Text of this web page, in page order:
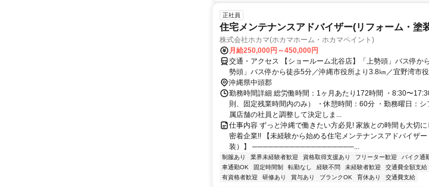
正社員
住宅メンテナンスアドバイザー(リフォーム・塗
株式会社ホカマ(ホカマホーム・ホカマペイント)
月給250,000円～450,000円
交通・アクセス 【ショールーム北谷店】「上勢頭」バス停か
勢頭」バス停から徒歩5分／沖縄市役所より3.8㎞／宜野湾市
ョールーム一日橋店】「一日橋」バス停から徒歩4分／「真地
ら徒歩4分／那覇市役所より5.3㎞／豊見城市役所より5.5㎞ 【
ぷるー市場」バス停から徒歩1分／「沖縄市農民研修センター
分／うるま市役所より5.6㎞／沖縄市役所より5.7㎞
沖縄県中頭郡
勤務時間詳細 総労働時間：1ヶ月あたり172時間 ・8:30〜
則、固定残業時間内のみ） ・休憩時間：60分 ・勤務曜日：
属店舗の社員と調整して決定しま...
仕事内容 ずっと沖縄で働きたい方必見! 家族との時間も大切
密着企業!! 【未経験から始める住宅メンテナンスアドバイザ
装）】 ───────────────────...
制服あり 業界未経験者歓迎 資格取得支援あり フリーター歓迎 バイク通
車通勤OK
固定時間制 転勤なし 経験不問 未経験者歓迎 交通費全額支給
有資格者歓迎
研修あり 賞与あり ブランクOK 育休あり 交通費支給